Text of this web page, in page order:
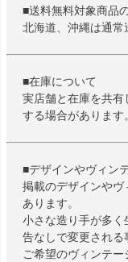
■送料無料対象商品
北海道、沖縄は通常
■在庫について
実店舗と在庫を共有
する場合があります。
■デザインやヴィン
掲載のデザインや
あります。
小さな造り手が多
告なしで変更される
ご希望のヴィンテー